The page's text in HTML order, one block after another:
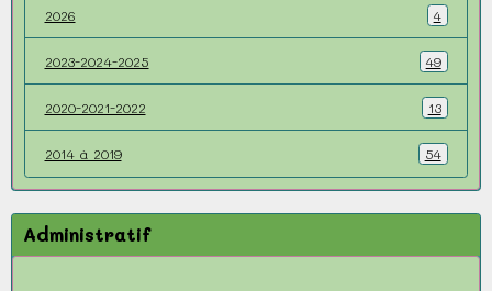
2026 4
2023-2024-2025 49
2020-2021-2022 13
2014 à 2019 54
Administratif